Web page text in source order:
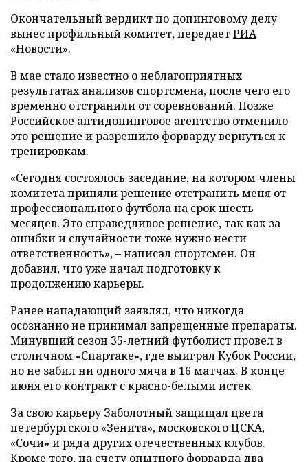
Окончательный вердикт по допинговому делу
вынес профильный комитет, передаетРИА
«Новости».
В мае стало известно о неблагоприятных
результатах анализов спортсмена, после чего его
временно отстранили от соревнований. Позже
Российское антидопинговое агентство отменило
это решение и разрешило форварду вернуться к
тренировкам.
«Сегодня состоялось заседание, на котором члены
комитета приняли решение отстранить меня от
профессионального футбола на срок шесть
месяцев. Это справедливое решение, так как за
ошибки и случайности тоже нужно нести
ответственность», – написал спортсмен. Он
добавил, что уже начал подготовку к
продолжению карьеры.
Ранее нападающий заявлял, что никогда
осознанно не принимал запрещенные препараты.
Минувший сезон 35-летний футболист провел в
столичном «Спартаке», где выиграл Кубок России,
но не забил ни одного мяча в 16 матчах. В конце
июня его контракт с красно-белыми истек.
За свою карьеру Заболотный защищал цвета
петербургского «Зенита», московского ЦСКА,
«Сочи» и ряда других отечественных клубов.
Кроме того, на счету опытного форварда два